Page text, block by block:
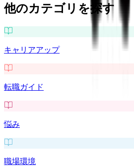
他のカテゴリを探す
キャリアアップ
転職ガイド
悩み
職場環境